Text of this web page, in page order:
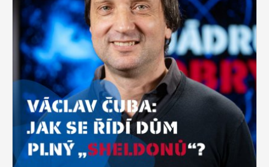
Cookies, které aplikace nedokáže zařadit.
Naším cílem je, aby tato kategorie
zůstala prázdná a všechny cookies byly
přiřazeny do některé z kategorií
uvedených výše.